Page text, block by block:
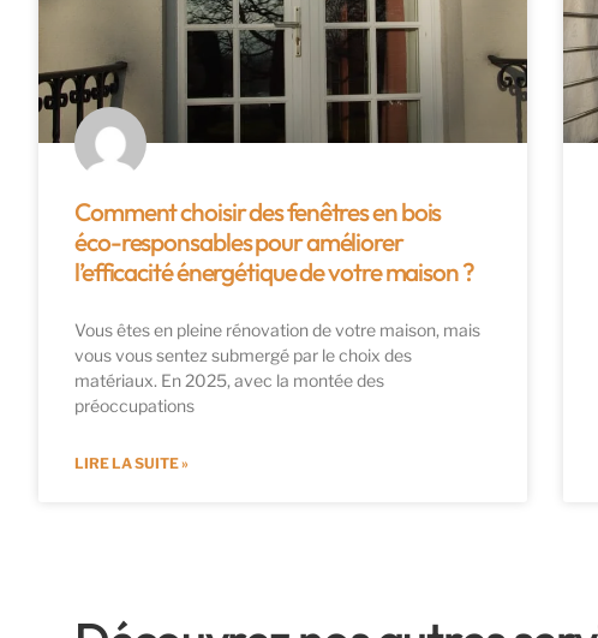
Comment choisir des fenêtres en bois
éco-responsables pour améliorer
l’efficacité énergétique de votre maison ?
Vous êtes en pleine rénovation de votre maison, mais
vous vous sentez submergé par le choix des
matériaux. En 2025, avec la montée des
préoccupations
LIRE LA SUITE »